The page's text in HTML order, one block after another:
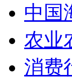
中国
农业
消费